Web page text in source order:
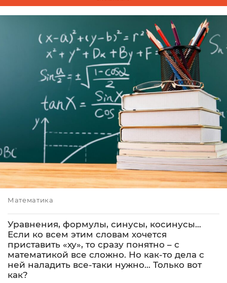
Математика
Уравнения, формулы, синусы, косинусы…
Если ко всем этим словам хочется
приставить «ху», то сразу понятно – с
математикой все сложно. Но как-то дела с
ней наладить все-таки нужно… Только вот
как?